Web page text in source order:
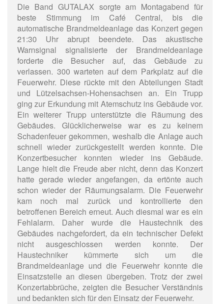
Die Band GUTALAX sorgte am Montagabend für
beste Stimmung im Café Central, bis die
automatische Brandmeldeanlage das Konzert gegen
21:30 Uhr abrupt beendete. Das akustische
Warnsignal signalisierte der Brandmeldeanlage
forderte die Besucher auf, das Gebäude zu
verlassen. 300 warteten auf dem Parkplatz auf die
Feuerwehr. Diese rückte mit den Abteilungen Stadt
und Lützelsachsen-Hohensachsen an. Ein Trupp
ging zur Erkundung mit Atemschutz ins Gebäude vor.
Ein weiterer Trupp unterstützte die Räumung des
Gebäudes. Glücklicherweise war es zu keinem
Schadenfeuer gekommen, weshalb die Anlage auch
schnell wieder zurückgestellt werden konnte. Die
Konzertbesucher konnten wieder ins Gebäude.
Lange hielt die Freude aber nicht, denn das Konzert
hatte gerade wieder angefangen, da ertönte auch
schon wieder der Räumungsalarm. Die Feuerwehr
kam noch mal zurück und kontrollierte den
betroffenen Bereich erneut. Auch diesmal war es ein
Fehlalarm. Daher wurde die Haustechnik des
Gebäudes nachgefordert, da ein technischer Defekt
nicht ausgeschlossen werden konnte. Der
Haustechniker kümmerte sich um die
Brandmeldeanlage und die Feuerwehr konnte die
Einsatzstelle an diesen übergeben. Trotz der zwei
Konzertabbrüche, zeigten die Besucher Verständnis
und bedankten sich für den Einsatz der Feuerwehr.